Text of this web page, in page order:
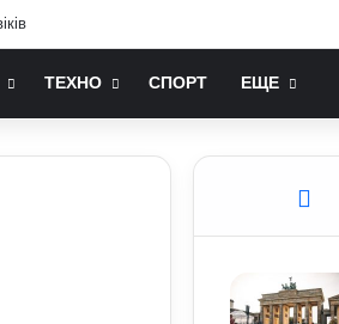
ТЕХНО СПОРТ ЕЩЕ